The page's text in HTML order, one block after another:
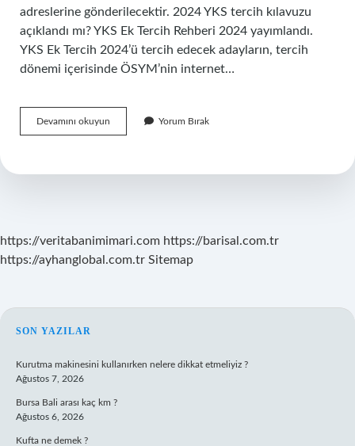
adreslerine gönderilecektir. 2024 YKS tercih kılavuzu
açıklandı mı? YKS Ek Tercih Rehberi 2024 yayımlandı.
YKS Ek Tercih 2024’ü tercih edecek adayların, tercih
dönemi içerisinde ÖSYM’nin internet…
Devamını okuyun
Taban
Oldu
Yorum Bırak
https://veritabanimimari.com https://barisal.com.tr
https://ayhanglobal.com.tr Sitemap
SIDEBAR
SON YAZILAR
Kurutma makinesini kullanırken nelere dikkat etmeliyiz ?
Ağustos 7, 2026
Bursa Bali arası kaç km ?
Ağustos 6, 2026
Kufta ne demek ?